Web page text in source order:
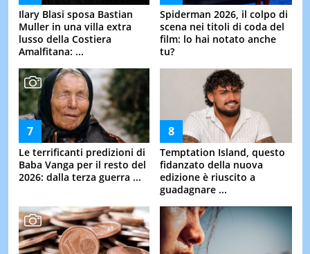
Ilary Blasi sposa Bastian
Muller in una villa extra
lusso della Costiera
Amalfitana: ...
Spiderman 2026, il colpo di
scena nei titoli di coda del
film: lo hai notato anche
tu?
Le terrificanti predizioni di
Baba Vanga per il resto del
2026: dalla terza guerra ...
Temptation Island, questo
fidanzato della nuova
edizione è riuscito a
guadagnare ...